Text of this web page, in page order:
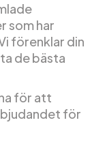
som har
förenklar din
de bästa
för att
för